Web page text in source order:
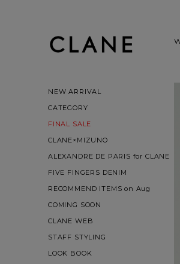
NEW ARRIVAL
CATEGORY
FINAL SALE
CLANE×MIZUNO
ALEXANDRE DE PARIS for CLANE
FIVE FINGERS DENIM
RECOMMEND ITEMS on Aug
COMING SOON
CLANE WEB
STAFF STYLING
LOOK BOOK